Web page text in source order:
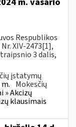
Respublikos
XIV-2473[1],
3 dalis,
įstatymų
Mokesčių
» Akcizų
klausimais